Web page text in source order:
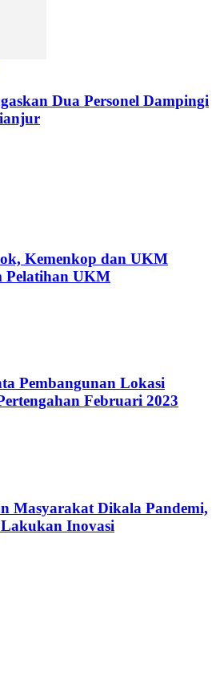
Dua Personel Dampingi
Kemenkop dan UKM
Pelatihan UKM
Pembangunan Lokasi
Februari 2023
Masyarakat Dikala Pandemi,
Inovasi